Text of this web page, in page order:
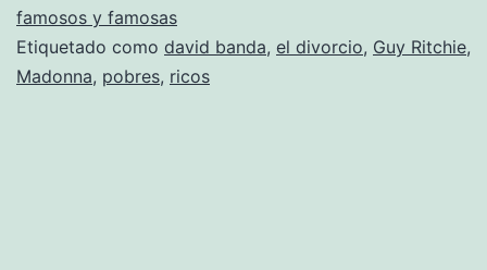
famosos y famosas
Etiquetado como david banda, el divorcio, Guy Ritchie,
Madonna, pobres, ricos